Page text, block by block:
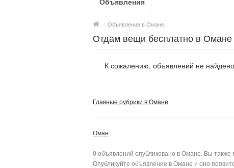
/ Объявления в Омане
Отдам вещи бесплатно в Омане
К сожалению, объявлений не
Главные рубрики в Омане
Оман
0 объявлений опубликовано в Омане. Вы
Опубликуйте объявление в Омане и оно